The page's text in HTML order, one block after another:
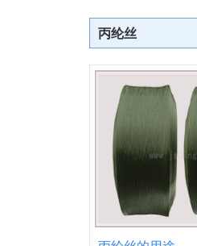
丙纶丝